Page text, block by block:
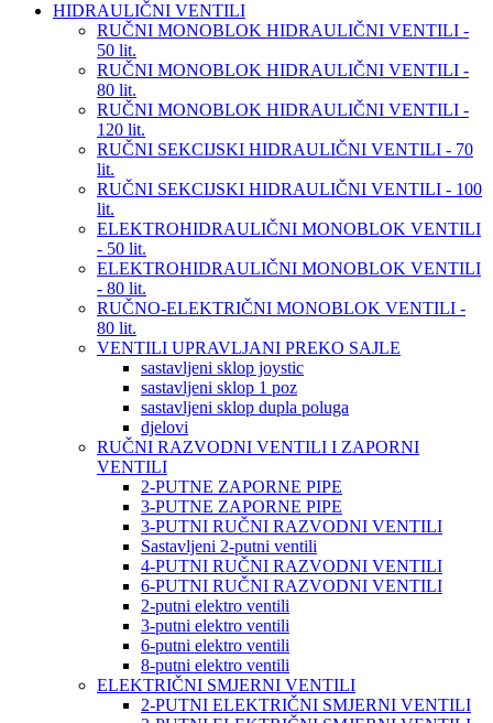
HIDRAULIČNI VENTILI
RUČNI MONOBLOK HIDRAULIČNI VENTILI -
50 lit.
RUČNI MONOBLOK HIDRAULIČNI VENTILI -
80 lit.
RUČNI MONOBLOK HIDRAULIČNI VENTILI -
120 lit.
RUČNI SEKCIJSKI HIDRAULIČNI VENTILI - 70
lit.
RUČNI SEKCIJSKI HIDRAULIČNI VENTILI - 100
lit.
ELEKTROHIDRAULIČNI MONOBLOK VENTILI
- 50 lit.
ELEKTROHIDRAULIČNI MONOBLOK VENTILI
- 80 lit.
RUČNO-ELEKTRIČNI MONOBLOK VENTILI -
80 lit.
VENTILI UPRAVLJANI PREKO SAJLE
sastavljeni sklop joystic
sastavljeni sklop 1 poz
sastavljeni sklop dupla poluga
djelovi
RUČNI RAZVODNI VENTILI I ZAPORNI
VENTILI
2-PUTNE ZAPORNE PIPE
3-PUTNE ZAPORNE PIPE
3-PUTNI RUČNI RAZVODNI VENTILI
Sastavljeni 2-putni ventili
4-PUTNI RUČNI RAZVODNI VENTILI
6-PUTNI RUČNI RAZVODNI VENTILI
2-putni elektro ventili
3-putni elektro ventili
6-putni elektro ventili
8-putni elektro ventili
ELEKTRIČNI SMJERNI VENTILI
2-PUTNI ELEKTRIČNI SMJERNI VENTILI